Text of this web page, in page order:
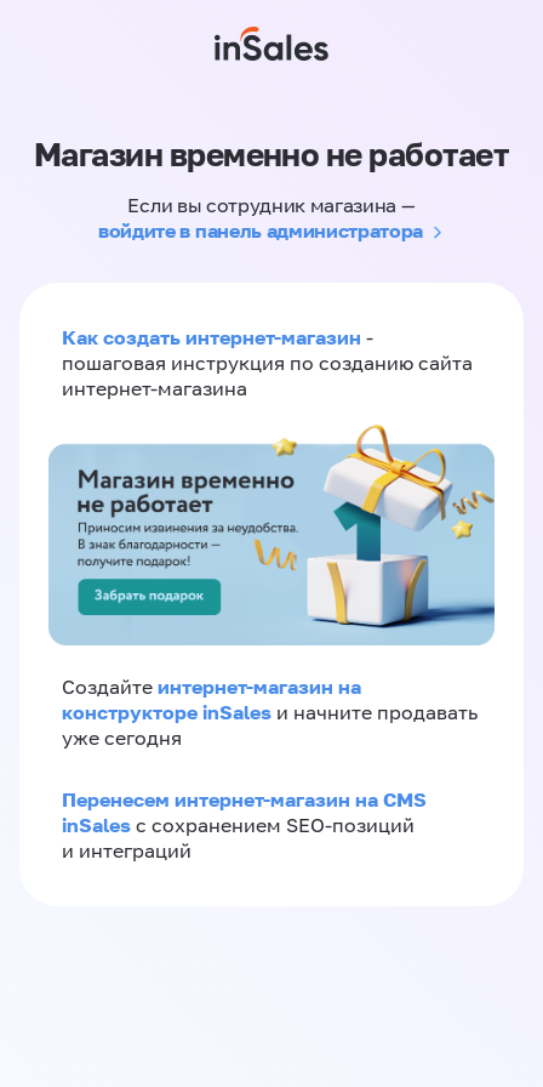
Магазин временно не работает
Если вы сотрудник магазина —
войдите в панель администратора
Как создать интернет-магазин -
пошаговая инструкция по созданию сайта
интернет-магазина
Создайте интернет-магазин на
конструкторе inSales и начните продавать
уже сегодня
Перенесем интернет-магазин на CMS
inSales с сохранением SEO-позиций
и интеграций